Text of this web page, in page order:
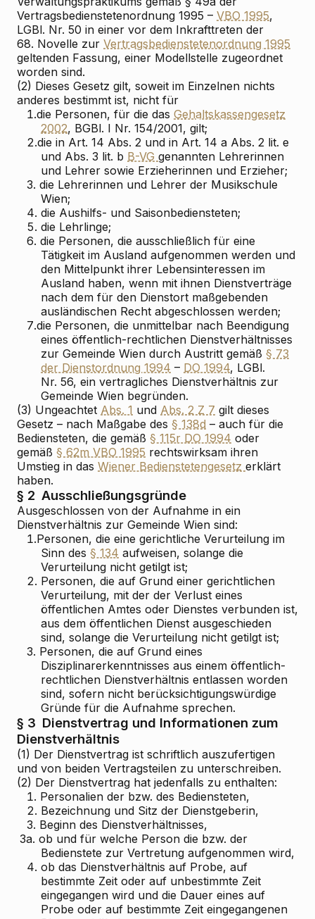
Vertragsbedienstetenordnung 1995 – VBO 1995,
LGBl. Nr. 50 in einer vor dem Inkrafttreten der
68. Novelle zur Vertragsbedienstetenordnung 1995
geltenden Fassung, einer Modellstelle zugeordnet
worden sind.
(2) Dieses Gesetz gilt, soweit im Einzelnen nichts
anderes bestimmt ist, nicht für
1.die Personen, für die das Gehaltskassengesetz
2002, BGBl. I Nr. 154/2001, gilt;
2.die in Art. 14 Abs. 2 und in Art. 14 a Abs. 2 lit. e
und Abs. 3 lit. b B-VG genannten Lehrerinnen
und Lehrer sowie Erzieherinnen und Erzieher;
3. die Lehrerinnen und Lehrer der Musikschule
Wien;
4. die Aushilfs- und Saisonbediensteten;
5. die Lehrlinge;
6. die Personen, die ausschließlich für eine
Tätigkeit im Ausland aufgenommen werden und
den Mittelpunkt ihrer Lebensinteressen im
Ausland haben, wenn mit ihnen Dienstverträge
nach dem für den Dienstort maßgebenden
ausländischen Recht abgeschlossen werden;
7.die Personen, die unmittelbar nach Beendigung
eines öffentlich-rechtlichen Dienstverhältnisses
zur Gemeinde Wien durch Austritt gemäß § 73
der Dienstordnung 1994 – DO 1994, LGBl.
Nr. 56, ein vertragliches Dienstverhältnis zur
Gemeinde Wien begründen.
(3) Ungeachtet Abs. 1 und Abs. 2 Z 7 gilt dieses
Gesetz – nach Maßgabe des § 138d – auch für die
Bediensteten, die gemäß § 115r DO 1994 oder
gemäß § 62m VBO 1995 rechtswirksam ihren
Umstieg in das Wiener Bedienstetengesetz erklärt
haben.
§ 2 Ausschließungsgründe
Ausgeschlossen von der Aufnahme in ein
Dienstverhältnis zur Gemeinde Wien sind:
1.Personen, die eine gerichtliche Verurteilung im
Sinn des § 134 aufweisen, solange die
Verurteilung nicht getilgt ist;
2. Personen, die auf Grund einer gerichtlichen
Verurteilung, mit der der Verlust eines
öffentlichen Amtes oder Dienstes verbunden ist,
aus dem öffentlichen Dienst ausgeschieden
sind, solange die Verurteilung nicht getilgt ist;
3. Personen, die auf Grund eines
Disziplinarerkenntnisses aus einem öffentlich-
rechtlichen Dienstverhältnis entlassen worden
sind, sofern nicht berücksichtigungswürdige
Gründe für die Aufnahme sprechen.
§ 3 Dienstvertrag und Informationen zum
Dienstverhältnis
(1) Der Dienstvertrag ist schriftlich auszufertigen
und von beiden Vertragsteilen zu unterschreiben.
(2) Der Dienstvertrag hat jedenfalls zu enthalten:
1. Personalien der bzw. des Bediensteten,
2. Bezeichnung und Sitz der Dienstgeberin,
3. Beginn des Dienstverhältnisses,
3a. ob und für welche Person die bzw. der
Bedienstete zur Vertretung aufgenommen wird,
4. ob das Dienstverhältnis auf Probe, auf
bestimmte Zeit oder auf unbestimmte Zeit
eingegangen wird und die Dauer eines auf
Probe oder auf bestimmte Zeit eingegangenen